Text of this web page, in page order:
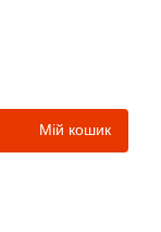
Мій кошик